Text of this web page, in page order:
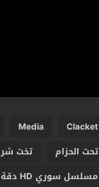
Clacket
Media
تحت الحزام
تخت
مسلسل سوري HD دقة عالية